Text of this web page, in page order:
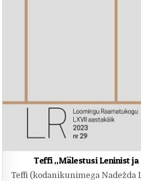
Teffi „Mälestusi Leninist ja
Teffi (kodanikunimega Nadežda